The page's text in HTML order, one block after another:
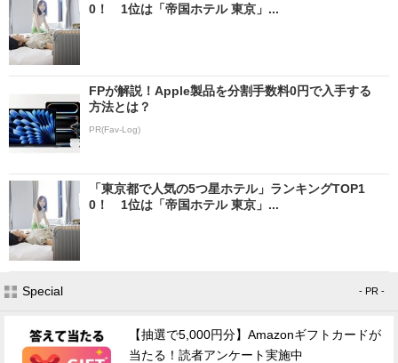
0！ 1位は「帝国ホテル 東京」...
FPが解説！Apple製品を分割手数料0円で入手する
方法とは？
PR(Fav-Log)
「東京都で人気の5つ星ホテル」ランキングTOP1
0！ 1位は「帝国ホテル 東京」...
Special - PR -
【抽選で5,000円分】Amazonギフトカードが
当たる！読者アンケート実施中